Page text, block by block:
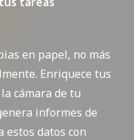
en papel, no más
Enriquece tus
cámara de tu
informes de
datos con